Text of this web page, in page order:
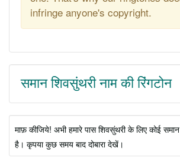
infringe anyone's copyright.
समान शिवसुंथरी नाम की रिंगटोन
माफ़ कीजिये! अभी हमारे पास शिवसुंथरी के लिए कोई
है। कृपया कुछ समय बाद दोबारा देखें।